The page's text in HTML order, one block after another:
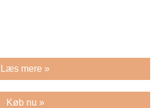
Læs mere »
Køb nu »